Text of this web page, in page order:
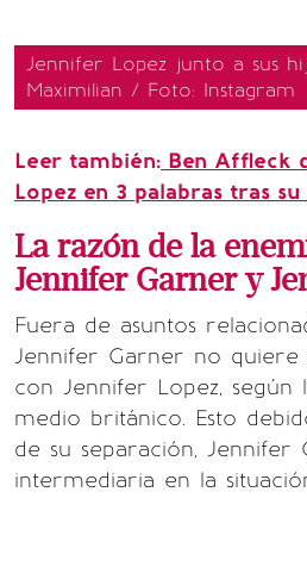
Jennifer Lopez junto a sus
Maximilian / Foto: Instagram
Leer también: Ben Affleck
Lopez en 3 palabras tras
La razón de la
Jennifer Garner y
Fuera de asuntos
Jennifer Garner no
con Jennifer Lopez, según
medio británico. Esto
de su separación,
intermediaria en la